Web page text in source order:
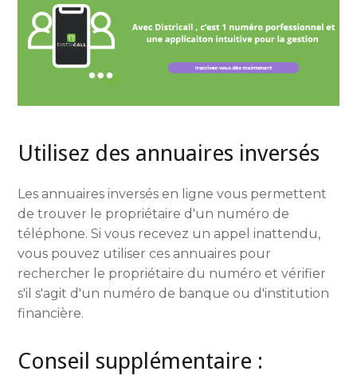
Utilisez des annuaires inversés
Les annuaires inversés en ligne vous permettent
de trouver le propriétaire d'un numéro de
téléphone. Si vous recevez un appel inattendu,
vous pouvez utiliser ces annuaires pour
rechercher le propriétaire du numéro et vérifier
s'il s'agit d'un numéro de banque ou d'institution
financière.
Conseil supplémentaire :